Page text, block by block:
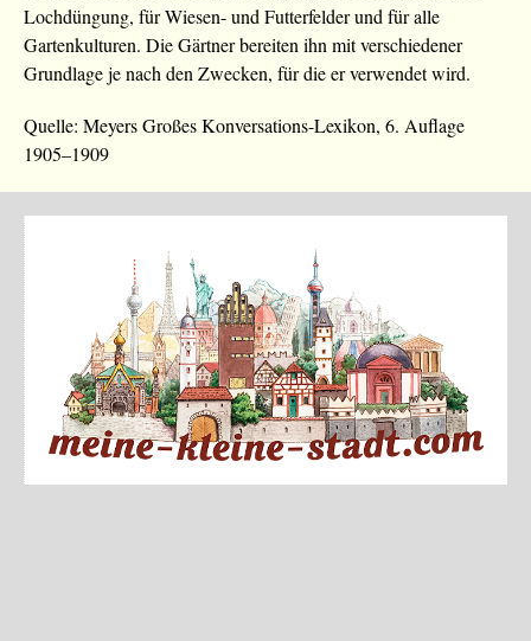
Lochdüngung, für Wiesen- und Futterfelder und für alle
Gartenkulturen. Die Gärtner bereiten ihn mit verschiedener
Grundlage je nach den Zwecken, für die er verwendet wird.
Quelle: Meyers Großes Konversations-Lexikon, 6. Auflage
1905–1909